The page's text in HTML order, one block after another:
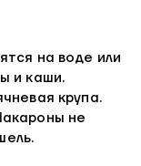
на воде или
и каши.
крупа.
не